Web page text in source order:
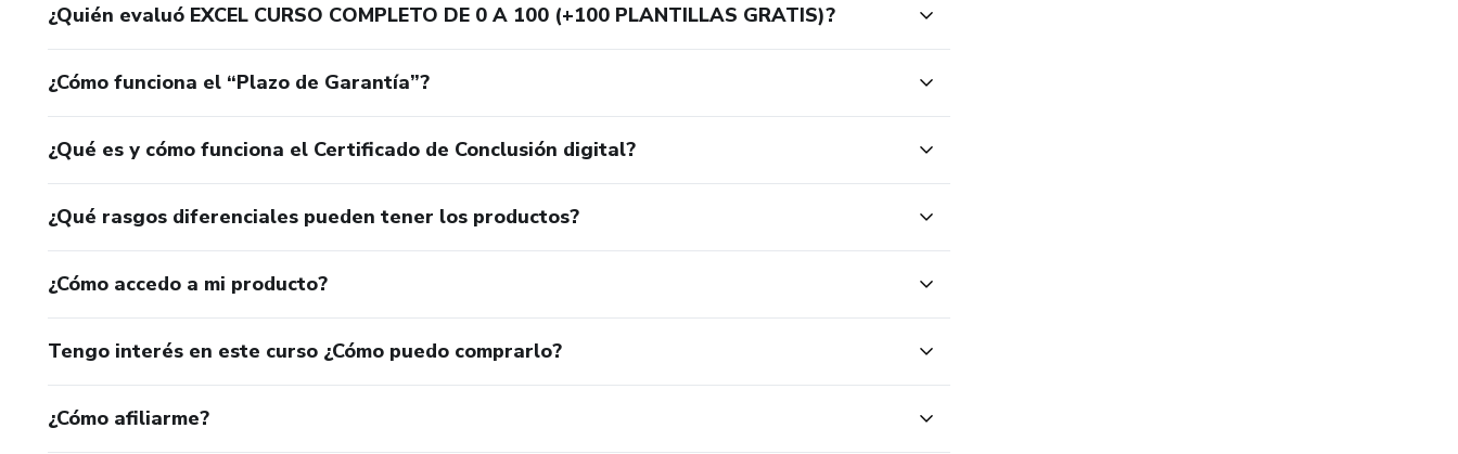
¿Quién evaluó EXCEL CURSO COMPLETO DE 0 A 100 (+100 PLANTILLAS GRATIS)?
¿Cómo funciona el “Plazo de Garantía”?
¿Qué es y cómo funciona el Certificado de Conclusión digital?
¿Qué rasgos diferenciales pueden tener los productos?
¿Cómo accedo a mi producto?
Tengo interés en este curso ¿Cómo puedo comprarlo?
¿Cómo afiliarme?